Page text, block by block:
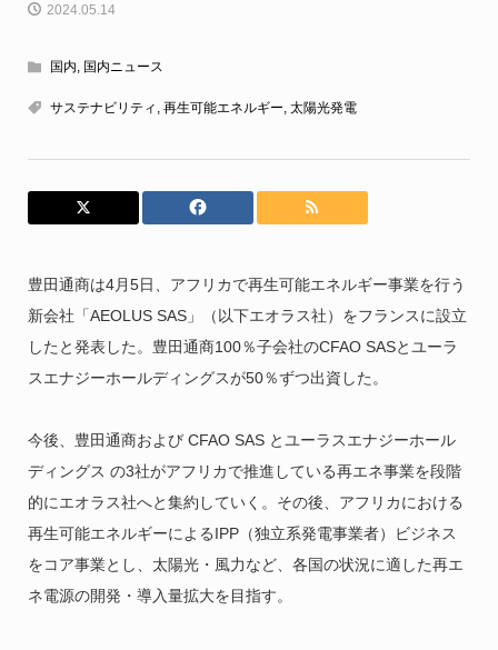
2024.05.14
国内 国内ニュース
サステナビリティ 再生可能エネルギー 太陽光発電
豊田通商は4月5日、アフリカで再生可能エネルギー事業を行う
新会社「AEOLUS SAS」（以下エオラス社）をフランスに設立
したと発表した。豊田通商100％子会社のCFAO SASとユーラ
スエナジーホールディングスが50％ずつ出資した。
今後、豊田通商および CFAO SAS とユーラスエナジーホール
ディングス の3社がアフリカで推進している再エネ事業を段階
的にエオラス社へと集約していく。その後、アフリカにおける
再生可能エネルギーによるIPP（独立系発電事業者）ビジネス
をコア事業とし、太陽光・風力など、各国の状況に適した再エ
ネ電源の開発・導入量拡大を目指す。